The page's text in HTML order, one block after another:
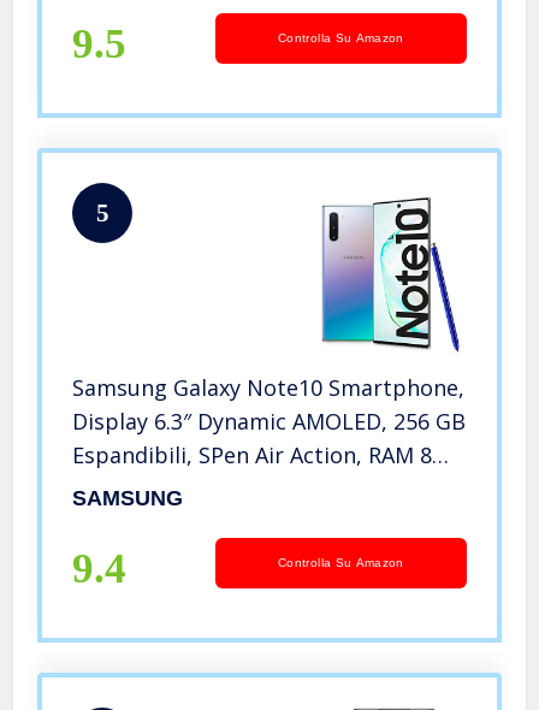
9.5 Controlla Su Amazon
5
Samsung Galaxy Note10 Smartphone,
Display 6.3″ Dynamic AMOLED, 256 GB
Espandibili, SPen Air Action, RAM 8
GB, Batteria 3.500 mAh, 4G, Dual SIM,
SAMSUNG
9.4 Controlla Su Amazon